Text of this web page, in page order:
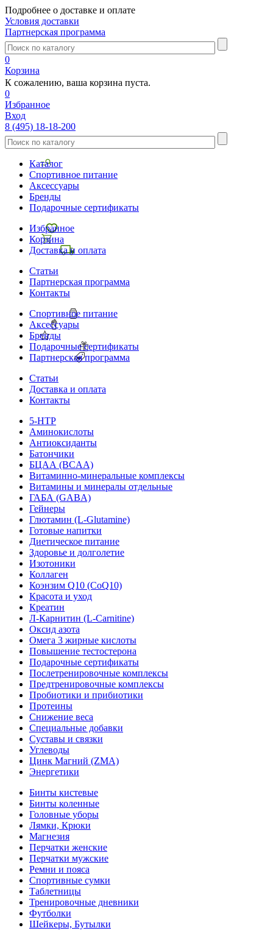
Подробнее о доставке и оплате
Условия доставки
Партнерская программа
0
Корзина
К сожалению, ваша корзина пуста.
0
Избранное
Вход
8 (495) 18-18-200
Каталог
Спортивное питание
Аксессуары
Бренды
Подарочные сертификаты
Избранное
Корзина
Доставка и оплата
Статьи
Партнерская программа
Контакты
Спортивное питание
Аксессуары
Бренды
Подарочные сертификаты
Партнерская программа
Статьи
Доставка и оплата
Контакты
5-HTP
Аминокислоты
Антиоксиданты
Батончики
БЦАА (BCAA)
Витаминно-минеральные комплексы
Витамины и минералы отдельные
ГАБА (GABA)
Гейнеры
Глютамин (L-Glutamine)
Готовые напитки
Диетическое питание
Здоровье и долголетие
Изотоники
Коллаген
Коэнзим Q10 (CoQ10)
Красота и уход
Креатин
Л-Карнитин (L-Сarnitine)
Оксид азота
Омега 3 жирные кислоты
Повышение тестостерона
Подарочные сертификаты
Послетренировочные комплексы
Предтренировочные комплексы
Пробиотики и прибиотики
Протеины
Снижение веса
Специальные добавки
Суставы и связки
Углеводы
Цинк Магний (ZMA)
Энергетики
Бинты кистевые
Бинты коленные
Головные уборы
Лямки, Крюки
Магнезия
Перчатки женские
Перчатки мужские
Ремни и пояса
Спортивные сумки
Таблетницы
Тренировочные дневники
Футболки
Шейкеры, Бутылки